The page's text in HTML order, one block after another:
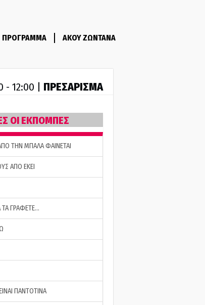
ΠΡΟΓΡΑΜΜΑ ΑΚΟΥ ΖΩΝΤΑΝΑ
- 12:00 | ΠΡΕΣΑΡΙΣΜΑ
ΟΙ ΕΚΠΟΜΠΕΣ
ΤΗΝ ΜΠΑΛΑ ΦΑΙΝΕΤΑΙ
ΑΠΟ ΕΚΕΙ
ΤΑ ΓΡΑΦΕΤΕ…
ΠΑΝΤΟΤΙΝΑ